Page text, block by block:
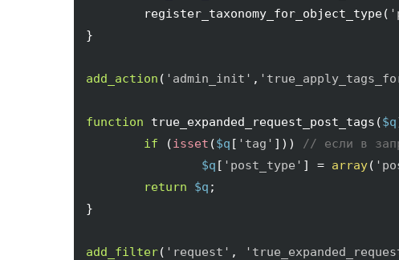
	register_taxonomy_for_object_type
(
}
add_action ( 'admin_init' ,
function true_expanded_request_post_tags ($q
if
(isset ($q [ 'tag' ] ) )
// если в
$q [ 'post_type' ] = array(
return
$q
}
add_filter( 'request' ,